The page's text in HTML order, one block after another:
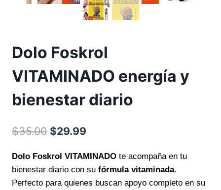
Dolo Foskrol
VITAMINADO energía y
bienestar diario
$35.00 El
original
era:
$29.99
actual
es:
Dolo Foskrol VITAMINADO te acompaña en tu
bienestar diario con su fórmula vitaminada.
Perfecto para quienes buscan apoyo completo en su